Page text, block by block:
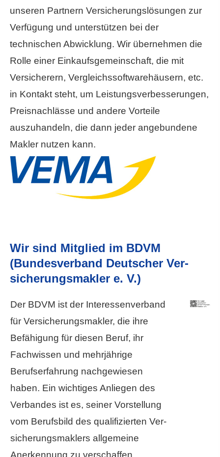
unseren Partnern Versicherungslösungen zur
Verfügung und unterstützen bei der
technischen Abwicklung. Wir übernehmen die
Rolle einer Einkaufsgemeinschaft, die mit
Versicherern, Vergleichssoftwarehäusern, etc.
in Kontakt steht, um Leistungsverbesserungen,
Preisnachlässe und andere Vorteile
auszuhandeln, die dann jeder angebundene
Makler nutzen kann.
Wir sind Mitglied im BDVM
(Bundesverband Deutscher Ver­
sicherungs­makler e. V.)
Der BDVM ist der Interessenverband
für Ver­sicherungs­makler, die ihre
Befähigung für diesen Beruf, ihr
Fachwissen und mehrjährige
Berufserfahrung nachgewiesen
haben. Ein wichtiges Anliegen des
Verbandes ist es, seiner Vorstellung
vom Berufsbild des qualifizierten Ver­
sicherungs­maklers allgemeine
Anerkennung zu verschaffen.